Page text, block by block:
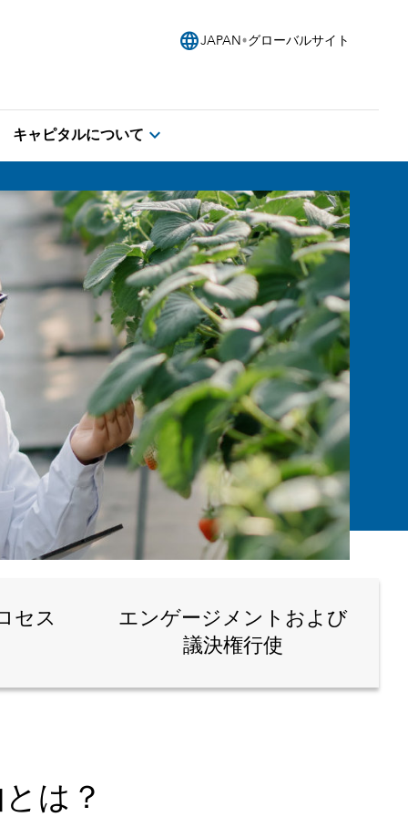
languageJAPAN グローバルサイト
キャピタルについて expand_more
セス
エンゲージメントおよび
議決権行使
は？